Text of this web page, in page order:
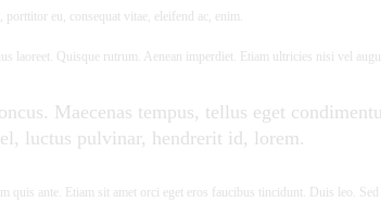
eu, consequat vitae, eleifend ac, enim.
laoreet. Quisque rutrum. Aenean imperdiet. Etiam ultricies nisi vel
Maecenas tempus, tellus eget
luctus pulvinar, hendrerit id, lorem.
ante. Etiam sit amet orci eget eros faucibus tincidunt. Duis leo.